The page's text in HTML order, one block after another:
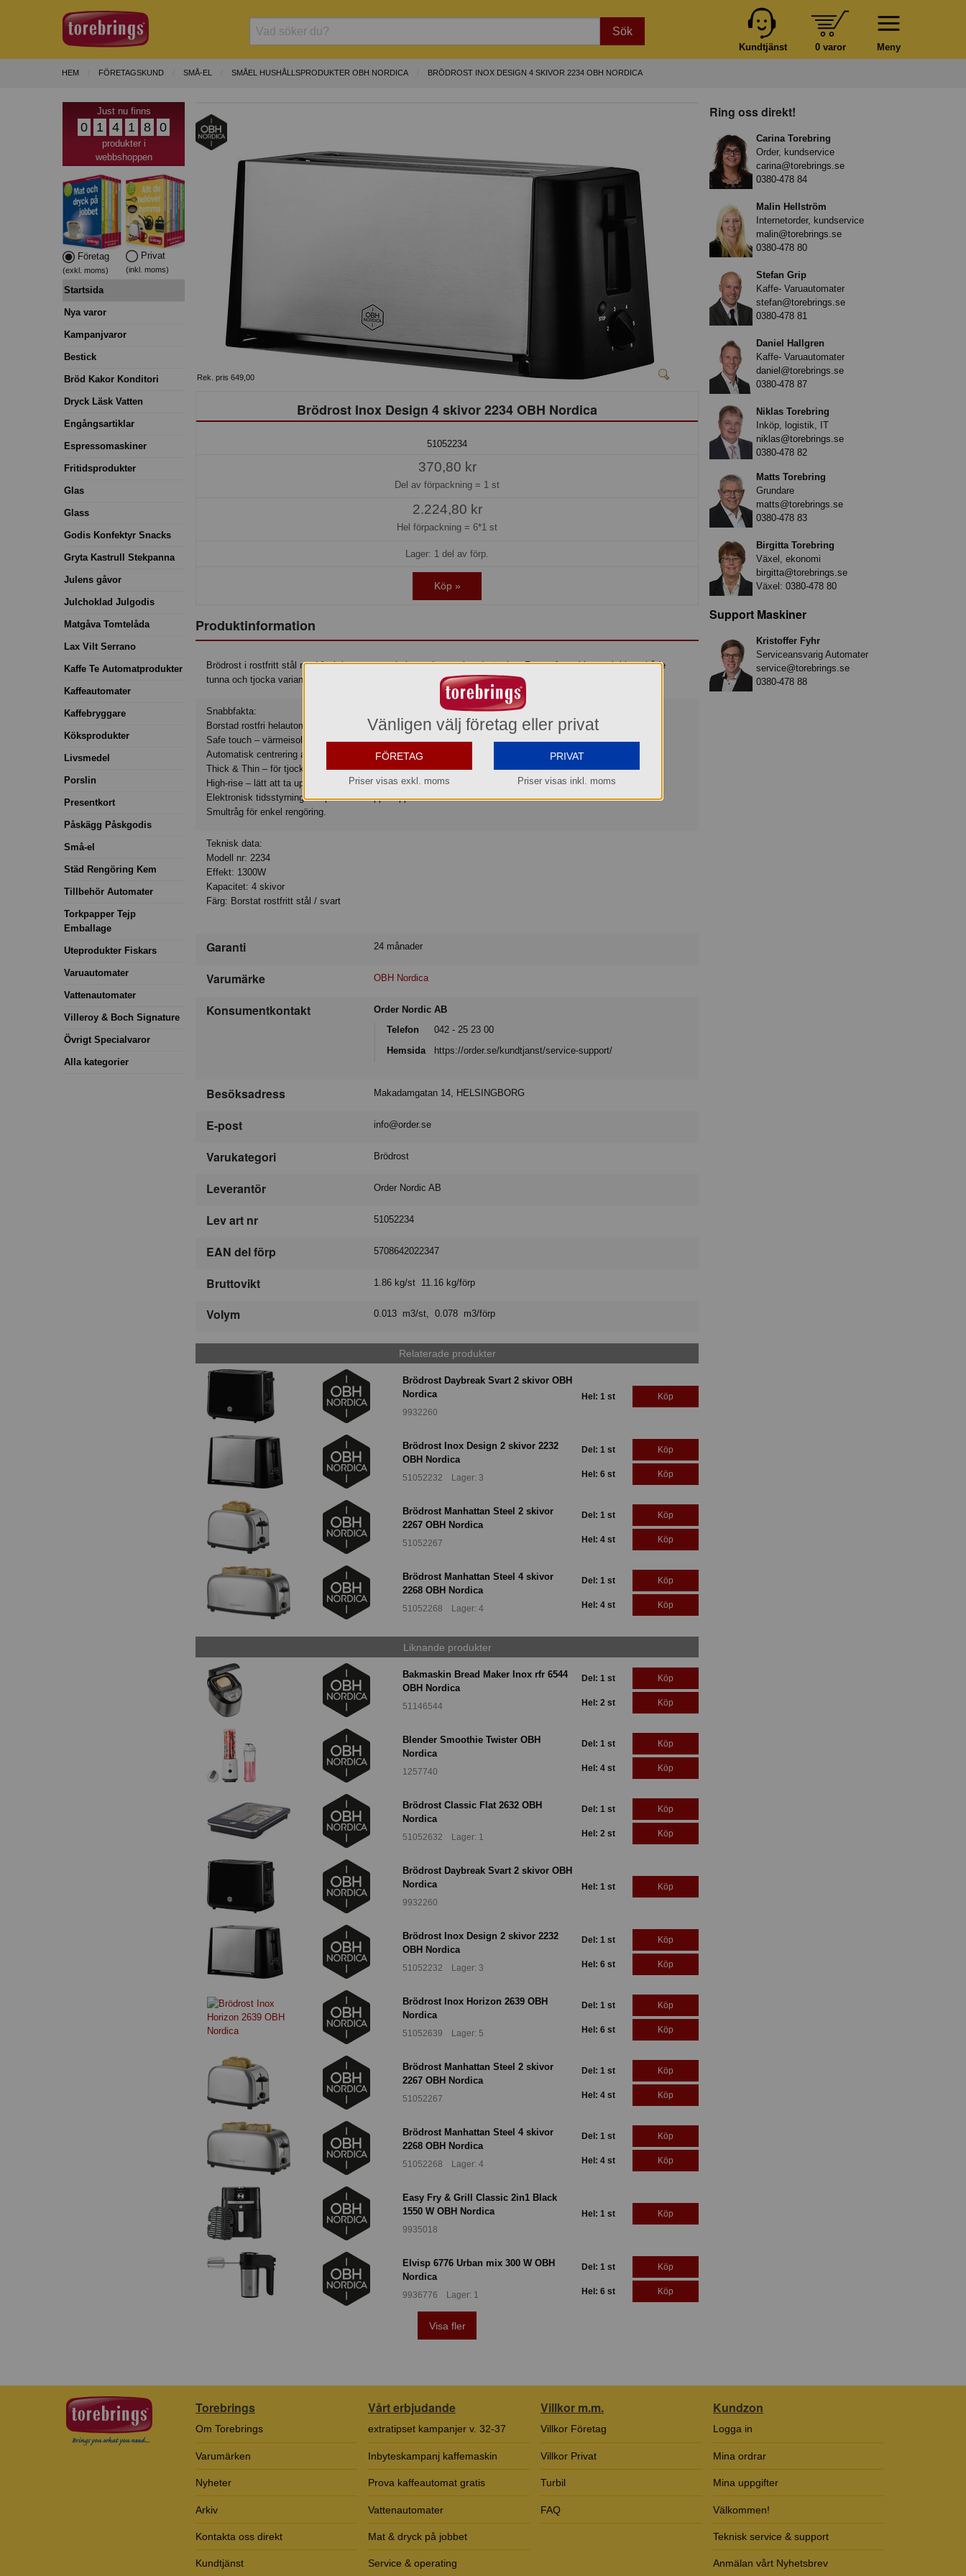
Sök
Meny
0 varor
Kundtjänst
HEM FÖRETAGSKUND SMÅ-EL SMÅEL HUSHÅLLSPRODUKTER OBH NORDICA BRÖDROST INOX DESIGN 4 SKIVOR 2234 OBH NORDICA
Just nu finns
0 1 4 1 8 0
produkter i
webbshoppen
Företag
(exkl. moms)
Privat
(inkl. moms)
Startsida
Nya varor
Kampanjvaror
Bestick
Bröd Kakor Konditori
Dryck Läsk Vatten
Engångsartiklar
Espressomaskiner
Fritidsprodukter
Glas
Glass
Godis Konfektyr Snacks
Gryta Kastrull Stekpanna
Julens gåvor
Julchoklad Julgodis
Matgåva Tomtelåda
Lax Vilt Serrano
Kaffe Te Automatprodukter
Kaffeautomater
Kaffebryggare
Köksprodukter
Livsmedel
Porslin
Presentkort
Påskägg Påskgodis
Små-el
Städ Rengöring Kem
Tillbehör Automater
Torkpapper Tejp
Emballage
Uteprodukter Fiskars
Varuautomater
Vattenautomater
Villeroy & Boch Signature
Övrigt Specialvaror
Alla kategorier
Rek. pris 649,00
Brödrost Inox Design 4 skivor 2234 OBH Nordica
51052234
370,80 kr
Del av förpackning = 1 st
2.224,80 kr
Hel förpackning = 6*1 st
Lager: 1 del av förp.
Köp »
Produktinformation
Brödrost i rostfritt stål med funktioner som enkelt ger det resultat du önskar. Rostar fyra skivor och klarar både
tunna och tjocka varianter. Elektronisk tidsstyrning, stoppknapp och High-rise underlättar rostningen.
Snabbfakta:
Borstad rostfri helautomatisk brödrost för 4 skivor.
Safe touch – värmeisolererade långsidor.
Automatisk centrering av brödskivorna.
Thick & Thin – för tjocka och tunna skivor.
High-rise – lätt att ta upp skivorna.
Elektronisk tidsstyrning och praktisk stoppknapp.
Smultråg för enkel rengöring.
Teknisk data:
Modell nr: 2234
Effekt: 1300W
Kapacitet: 4 skivor
Färg: Borstat rostfritt stål / svart
Garanti 24 månader
Varumärke OBH Nordica
Konsumentkontakt
Order Nordic AB
Telefon
042 - 25 23 00
Hemsida
https://order.se/kundtjanst/service-support/
Besöksadress Makadamgatan 14, HELSINGBORG
E-post info@order.se
Varukategori Brödrost
Leverantör Order Nordic AB
Lev art nr 51052234
EAN del förp 5708642022347
Bruttovikt 1.86 kg/st 11.16 kg/förp
Volym 0.013 m3/st, 0.078 m3/förp
Relaterade produkter
Brödrost Daybreak Svart 2 skivor OBH
Nordica
9932260
Hel: 1 st Köp
Brödrost Inox Design 2 skivor 2232
OBH Nordica
51052232 Lager: 3
Del: 1 st Köp
Hel: 6 st Köp
Brödrost Manhattan Steel 2 skivor
2267 OBH Nordica
51052267
Del: 1 st Köp
Hel: 4 st Köp
Brödrost Manhattan Steel 4 skivor
2268 OBH Nordica
51052268 Lager: 4
Del: 1 st Köp
Hel: 4 st Köp
Liknande produkter
Bakmaskin Bread Maker Inox rfr 6544
OBH Nordica
51146544
Del: 1 st Köp
Hel: 2 st Köp
Blender Smoothie Twister OBH
Nordica
1257740
Del: 1 st Köp
Hel: 4 st Köp
Brödrost Classic Flat 2632 OBH
Nordica
51052632 Lager: 1
Del: 1 st Köp
Hel: 2 st Köp
Brödrost Daybreak Svart 2 skivor OBH
Nordica
9932260
Hel: 1 st Köp
Brödrost Inox Design 2 skivor 2232
OBH Nordica
51052232 Lager: 3
Del: 1 st Köp
Hel: 6 st Köp
Brödrost Inox Horizon 2639 OBH
Nordica
51052639 Lager: 5
Del: 1 st Köp
Hel: 6 st Köp
Brödrost Manhattan Steel 2 skivor
2267 OBH Nordica
51052267
Del: 1 st Köp
Hel: 4 st Köp
Brödrost Manhattan Steel 4 skivor
2268 OBH Nordica
51052268 Lager: 4
Del: 1 st Köp
Hel: 4 st Köp
Easy Fry & Grill Classic 2in1 Black
1550 W OBH Nordica
9935018
Hel: 1 st Köp
Elvisp 6776 Urban mix 300 W OBH
Nordica
9936776 Lager: 1
Del: 1 st Köp
Hel: 6 st Köp
Visa fler
Ring oss direkt!
Carina Torebring
Order, kundservice
carina@torebrings.se
0380-478 84
Malin Hellström
Internetorder, kundservice
malin@torebrings.se
0380-478 80
Stefan Grip
Kaffe- Varuautomater
stefan@torebrings.se
0380-478 81
Daniel Hallgren
Kaffe- Varuautomater
daniel@torebrings.se
0380-478 87
Niklas Torebring
Inköp, logistik, IT
niklas@torebrings.se
0380-478 82
Matts Torebring
Grundare
matts@torebrings.se
0380-478 83
Birgitta Torebring
Växel, ekonomi
birgitta@torebrings.se
Växel: 0380-478 80
Support Maskiner
Kristoffer Fyhr
Serviceansvarig Automater
service@torebrings.se
0380-478 88
Torebrings
Om Torebrings
Varumärken
Nyheter
Arkiv
Kontakta oss direkt
Kundtjänst
Vårt erbjudande
extratipset kampanjer v. 32-37
Inbyteskampanj kaffemaskin
Prova kaffeautomat gratis
Vattenautomater
Mat & dryck på jobbet
Service & operating
Villkor m.m.
Villkor Företag
Villkor Privat
Turbil
FAQ
Kundzon
Logga in
Mina ordrar
Mina uppgifter
Välkommen!
Teknisk service & support
Anmälan vårt Nyhetsbrev
Vänligen välj företag eller privat
FÖRETAG
Priser visas exkl. moms
PRIVAT
Priser visas inkl. moms